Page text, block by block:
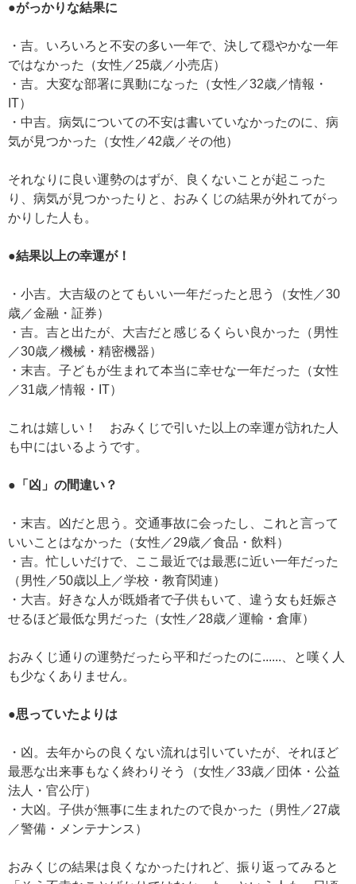
●がっかりな結果に
・吉。いろいろと不安の多い一年で、決して穏やかな一年
ではなかった（女性／25歳／小売店）
・吉。大変な部署に異動になった（女性／32歳／情報・
IT）
・中吉。病気についての不安は書いていなかったのに、病
気が見つかった（女性／42歳／その他）
それなりに良い運勢のはずが、良くないことが起こった
り、病気が見つかったりと、おみくじの結果が外れてがっ
かりした人も。
●結果以上の幸運が！
・小吉。大吉級のとてもいい一年だったと思う（女性／30
歳／金融・証券）
・吉。吉と出たが、大吉だと感じるくらい良かった（男性
／30歳／機械・精密機器）
・末吉。子どもが生まれて本当に幸せな一年だった（女性
／31歳／情報・IT）
これは嬉しい！ おみくじで引いた以上の幸運が訪れた人
も中にはいるようです。
●「凶」の間違い？
・末吉。凶だと思う。交通事故に会ったし、これと言って
いいことはなかった（女性／29歳／食品・飲料）
・吉。忙しいだけで、ここ最近では最悪に近い一年だった
（男性／50歳以上／学校・教育関連）
・大吉。好きな人が既婚者で子供もいて、違う女も妊娠さ
せるほど最低な男だった（女性／28歳／運輸・倉庫）
おみくじ通りの運勢だったら平和だったのに......、と嘆く人
も少なくありません。
●思っていたよりは
・凶。去年からの良くない流れは引いていたが、それほど
最悪な出来事もなく終わりそう（女性／33歳／団体・公益
法人・官公庁）
・大凶。子供が無事に生まれたので良かった（男性／27歳
／警備・メンテナンス）
おみくじの結果は良くなかったけれど、振り返ってみると